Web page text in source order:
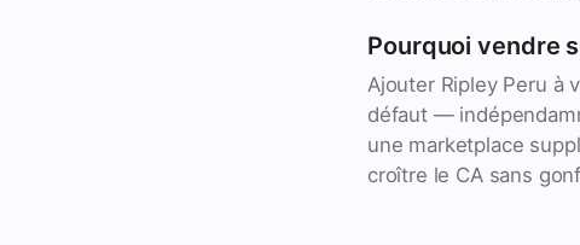
Pourquoi vendre
Ajouter Ripley Peru à
défaut —
une marketplace
croître le CA sans